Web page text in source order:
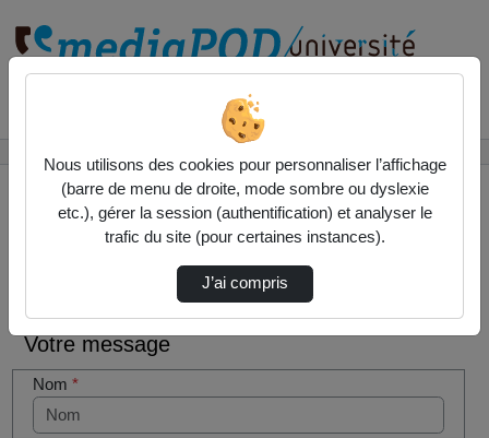
Contactez nous
Votre message
Nom*
êtes un
humain en
métal
(obligatoire)
Nous utilisons des cookies pour personnaliser l’affichage
(barre de menu de droite, mode sombre ou dyslexie
etc.), gérer la session (authentification) et analyser le
trafic du site (pour certaines instances).
J’ai compris